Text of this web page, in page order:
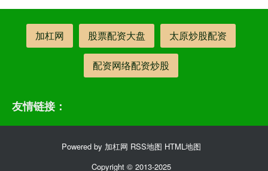
加杠网 股票配资大盘 太原炒股配资
配资网络配资炒股
友情链接：
Powered by 加杠网 RSS地图 HTML地图
Copyright © 2013-2025